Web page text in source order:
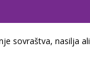
sovraštva, nasilja ali